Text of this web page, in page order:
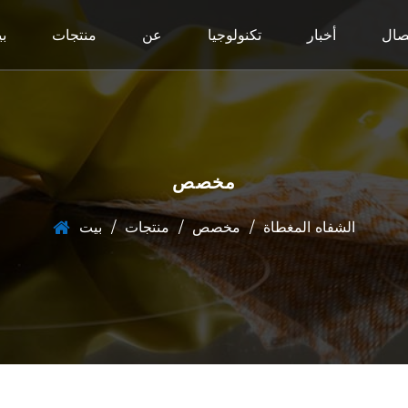
منتجات عن تكنولوجيا أخبار
مخصص
بيت / منتجات / مخصص / الشفاه المغطاة